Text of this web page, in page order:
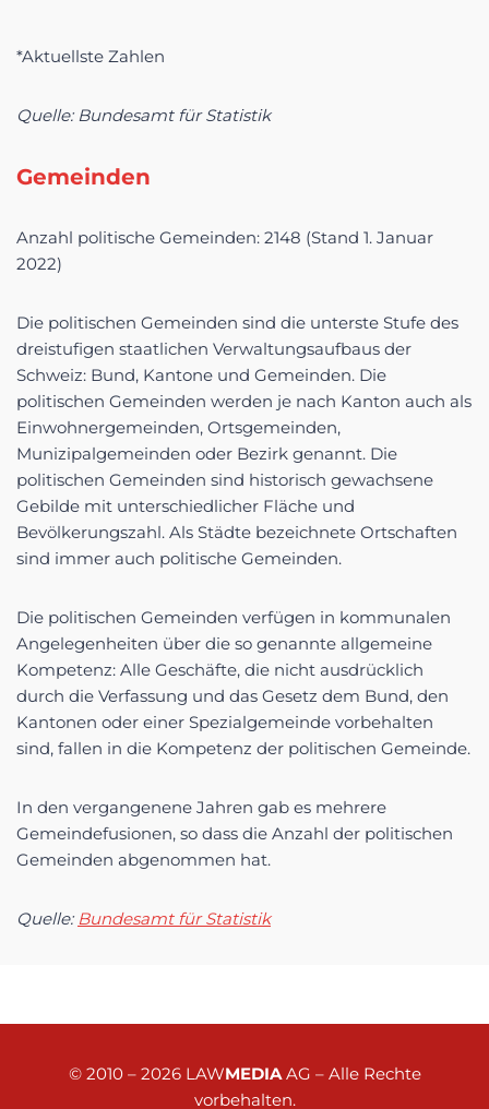
*Aktuellste Zahlen
Quelle: Bundesamt für Statistik
Gemeinden
Anzahl politische Gemeinden: 2148 (Stand 1. Januar
2022)
Die politischen Gemeinden sind die unterste Stufe des
dreistufigen staatlichen Verwaltungsaufbaus der
Schweiz: Bund, Kantone und Gemeinden. Die
politischen Gemeinden werden je nach Kanton auch als
Einwohnergemeinden, Ortsgemeinden,
Munizipalgemeinden oder Bezirk genannt. Die
politischen Gemeinden sind historisch gewachsene
Gebilde mit unterschiedlicher Fläche und
Bevölkerungszahl. Als Städte bezeichnete Ortschaften
sind immer auch politische Gemeinden.
Die politischen Gemeinden verfügen in kommunalen
Angelegenheiten über die so genannte allgemeine
Kompetenz: Alle Geschäfte, die nicht ausdrücklich
durch die Verfassung und das Gesetz dem Bund, den
Kantonen oder einer Spezialgemeinde vorbehalten
sind, fallen in die Kompetenz der politischen Gemeinde.
In den vergangenene Jahren gab es mehrere
Gemeindefusionen, so dass die Anzahl der politischen
Gemeinden abgenommen hat.
Quelle: Bundesamt für Statistik
© 2010 – 2026 LAWMEDIAAG – Alle Rechte
vorbehalten.